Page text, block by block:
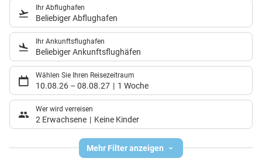
Ihr Abflughafen
Beliebiger Abflughafen
Ihr Ankunftsflughafen
Beliebiger Ankunftsflughäfen
Wählen Sie Ihren Reisezeitraum
10.08.26 – 08.08.27 1 Woche
Wer wird verreisen
2 Erwachsene Keine Kinder
Mehr Filter anzeigen